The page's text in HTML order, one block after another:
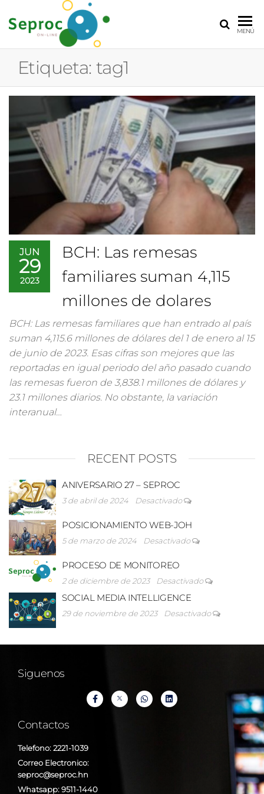
Comunicación
MENÚ
Etiqueta: tag1
JUN
29
2023
BCH: Las remesas
familiares suman 4,115
millones de dolares
BCH: Las remesas familiares que han entrado al país
suman 4,115.6 millones de dólares del 1 de enero al 15
de junio de 2023. Esas cifras son mejores que las
reportadas en igual periodo del año pasado cuando
las remesas fueron de 3,838.1 millones de dólares y
23.1 millones diarios. No obstante, la variación
interanual…
RECENT POSTS
ANIVERSARIO 27 – SEPROC
3 de abril de 2024 Desactivado
POSICIONAMIENTO WEB-JOH
5 de marzo de 2024 Desactivado
PROCESO DE MONITOREO
2 de diciembre de 2023 Desactivado
SOCIAL MEDIA INTELLIGENCE
29 de noviembre de 2023 Desactivado
Siguenos
Contactos
Telefono: 2221-1039
Correo Electronico:
seproc@seproc.hn
Whatsapp: 9511-1440